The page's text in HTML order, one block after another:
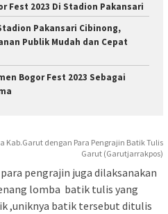
Fest 2023 Di Stadion Pakansari
Pakansari Cibinong,
Publik Mudah dan Cepat
Bogor Fest 2023 Sebagai
Kab.Garut dengan Para Pengrajin Batik Tulis
Garut (Garutjarrakpos)
pengrajin juga dilaksanakan
lomba batik tulis yang
,uniknya batik tersebut ditulis